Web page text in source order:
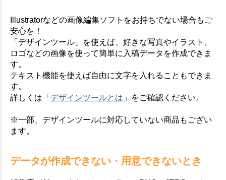
Illustratorなどの画像編集ソフトをお持ちでない場合もご
安心を！
「デザインツール」を使えば、好きな写真やイラスト、
ロゴなどの画像を使って簡単に入稿データを作成できま
す。
テキスト機能を使えば自由に文字を入れることもできま
す。
詳しくは「 デザインツールとは 」をご確認ください。
※一部、デザインツールに対応していない商品もござい
ます。
データが作成できない・用意できないとき